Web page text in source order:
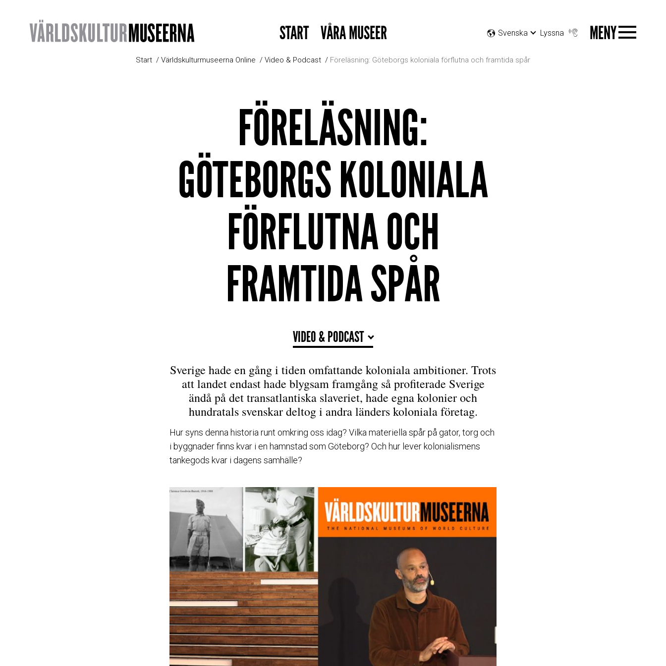
START VÅRA MUSEER Svenska Lyssna MENY
Start Världskulturmuseerna Online Video & Podcast Föreläsning: Göteborgs koloniala förflutna och framtida spår
FÖRELÄSNING:
GÖTEBORGS KOLONIALA
FÖRFLUTNA OCH
FRAMTIDA SPÅR
VIDEO & PODCAST
Sverige hade en gång i tiden omfattande koloniala ambitioner. Trots
att landet endast hade blygsam framgång så profiterade Sverige
ändå på det transatlantiska slaveriet, hade egna kolonier och
hundratals svenskar deltog i andra länders koloniala företag.
Hur syns denna historia runt omkring oss idag? Vilka materiella spår på gator, torg och
i byggnader finns kvar i en hamnstad som Göteborg? Och hur lever kolonialismens
tankegods kvar i dagens samhälle?